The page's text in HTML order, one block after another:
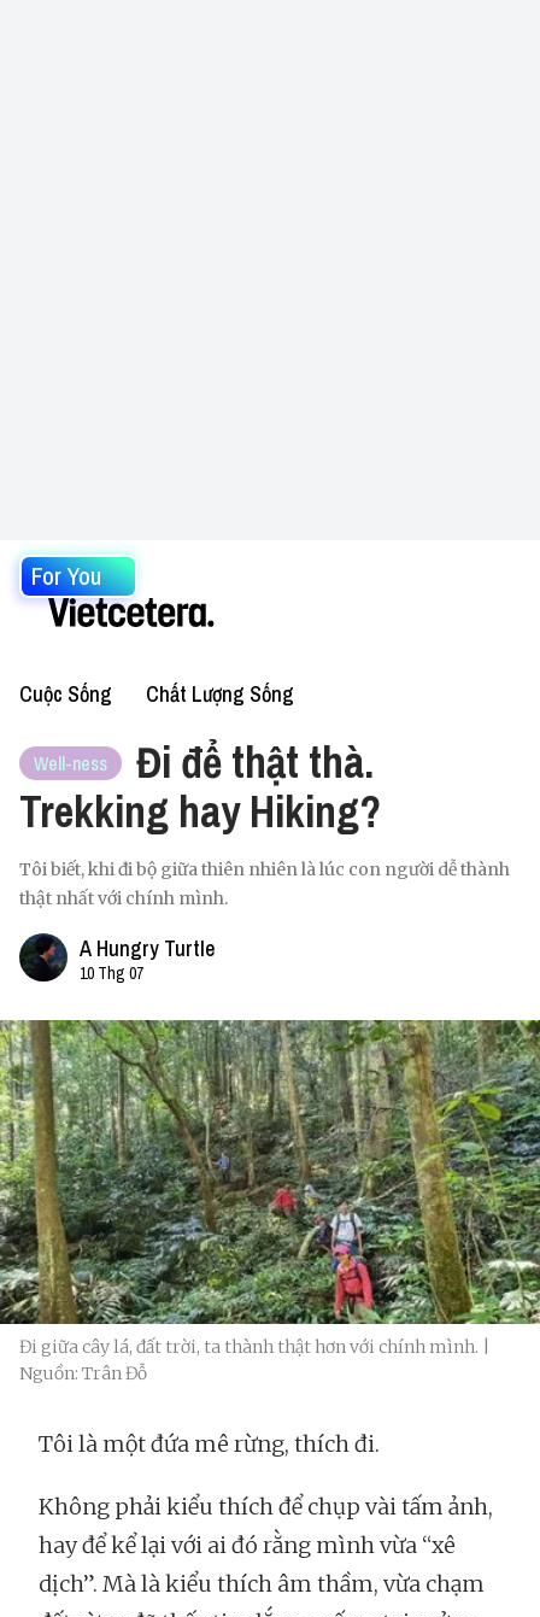
For You
Cuộc Sống Chất Lượng Sống
Well-ness
Đi để thật thà.
Trekking hay Hiking?
Tôi biết, khi đi bộ giữa thiên nhiên là lúc con người dễ thành
thật nhất với chính mình.
A Hungry Turtle
10 Thg 07
Đi giữa cây lá, đất trời, ta thành thật hơn với chính mình. |
Nguồn: Trân Đỗ
Tôi là một đứa mê rừng, thích đi.
Không phải kiểu thích để chụp vài tấm ảnh,
hay để kể lại với ai đó rằng mình vừa “xê
dịch”. Mà là kiểu thích âm thầm, vừa chạm